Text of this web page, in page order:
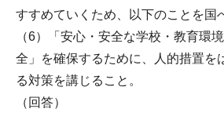
すすめていくため、以下のことを国
（6）「安心・安全な学校・教育環
全」を確保するために、人的措置を
る対策を講じること。
（回答）